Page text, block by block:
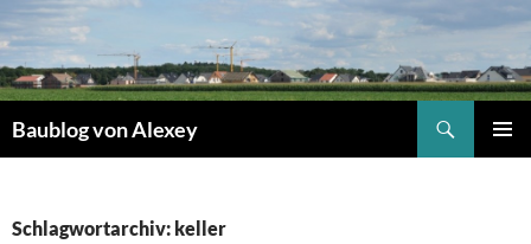
Inhalt
springen
Baublog von Alexey
Schlagwortarchiv: keller